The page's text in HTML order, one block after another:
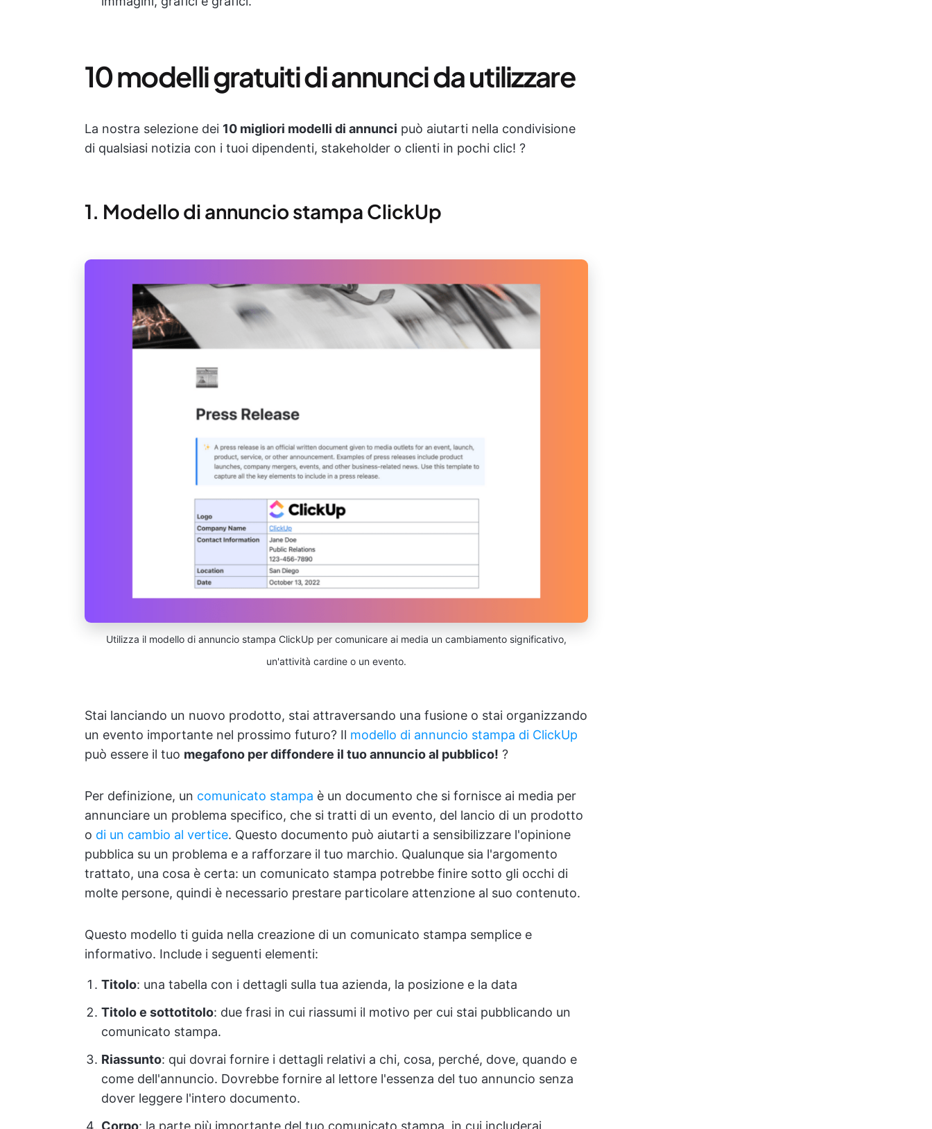
10 modelli gratuiti di annunci da utilizzare
La nostra selezione dei 10 migliori modelli di annunci può aiutarti nella condivisione
di qualsiasi notizia con i tuoi dipendenti, stakeholder o clienti in pochi clic! ?️
1. Modello di annuncio stampa ClickUp
Utilizza il modello di annuncio stampa ClickUp per comunicare ai media un cambiamento significativo,
un'attività cardine o un evento.
Stai lanciando un nuovo prodotto, stai attraversando una fusione o stai organizzando
un evento importante nel prossimo futuro? Il modello di annuncio stampa di ClickUp
può essere il tuo megafono per diffondere il tuo annuncio al pubblico! ?
Per definizione, un comunicato stampa è un documento che si fornisce ai media per
annunciare un problema specifico, che si tratti di un evento, del lancio di un prodotto
o di un cambio al vertice. Questo documento può aiutarti a sensibilizzare l'opinione
pubblica su un problema e a rafforzare il tuo marchio. Qualunque sia l'argomento
trattato, una cosa è certa: un comunicato stampa potrebbe finire sotto gli occhi di
molte persone, quindi è necessario prestare particolare attenzione al suo contenuto.
Questo modello ti guida nella creazione di un comunicato stampa semplice e
informativo. Include i seguenti elementi:
Titolo: una tabella con i dettagli sulla tua azienda, la posizione e la data
Titolo e sottotitolo: due frasi in cui riassumi il motivo per cui stai pubblicando un
comunicato stampa.
Riassunto: qui dovrai fornire i dettagli relativi a chi, cosa, perché, dove, quando e
come dell'annuncio. Dovrebbe fornire al lettore l'essenza del tuo annuncio senza
dover leggere l'intero documento.
Corpo: la parte più importante del tuo comunicato stampa, in cui includerai